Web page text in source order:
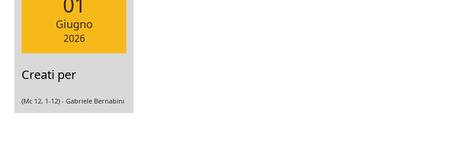
Giugno
2026
Creati per
(Mc 12, 1-12) - Gabriele Bernabini